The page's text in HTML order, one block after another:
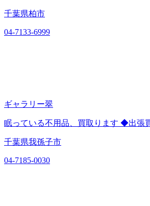
千葉県柏市
04-7133-6999
ギャラリー翠
眠っている不用品、買取ります ◆出張
千葉県我孫子市
04-7185-0030